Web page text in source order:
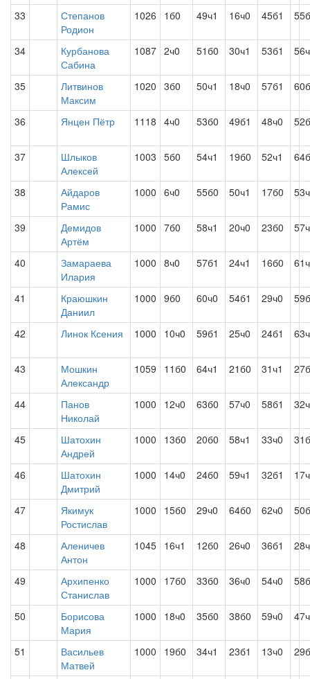
33
Степанов
Родион
1026 1б0 49ч1 16ч0 45б1
34
Курбанова
Сабина
1087 2ч0 51б0 30ч1 53б1
35
Литвинов
Максим
1020 3б0 50ч1 18ч0 57б1
36 Янцен Пётр 1118 4ч0 53б0 49б1 48ч0
37
Шлыков
Алексей
1003 5б0 54ч1 19б0 52ч1
38
Айдаров
Рамис
1000 6ч0 55б0 50ч1 17б0
39
Демидов
Артём
1000 7б0 58ч1 20ч0 23б0
40
Замараева
Илария
1000 8ч0 57б1 24ч1 16б0
41
Краюшкин
Даниил
1000 9б0 60ч0 54б1 29ч0
42 Линок Ксения 1000 10ч0 59б1 25ч0 24б1
43
Мошкин
Александр
1059 11б0 64ч1 21б0 31ч1
44
Панов
Николай
1000 12ч0 63б0 57ч0 58б1
45
Шатохин
Андрей
1000 13б0 20б0 58ч1 33ч0
46
Шатохин
Дмитрий
1000 14ч0 24б0 59ч1 32б1
47
Якимук
Ростислав
1000 15б0 29ч0 64б0 62ч0
48
Аленичев
Антон
1045 16ч1 12б0 26ч0 36б1
49
Архипенко
Станислав
1000 17б0 33б0 36ч0 54ч0
50
Борисова
Мария
1000 18ч0 35б0 38б0 59ч0
51
Васильев
Матвей
1000 19б0 34ч1 23б1 13ч0